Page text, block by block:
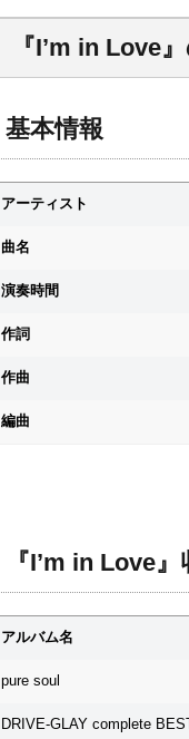
『I’m in Love
基本情報
アーティスト
曲名
演奏時間
作詞
作曲
編曲
『I’m in Love
アルバム名
pure soul
DRIVE-GLAY complete